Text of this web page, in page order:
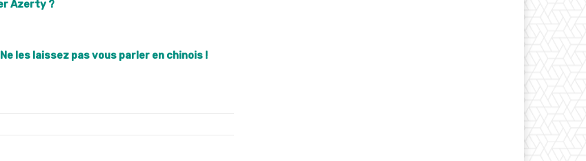
Azerty ?
les laissez pas vous parler en chinois !